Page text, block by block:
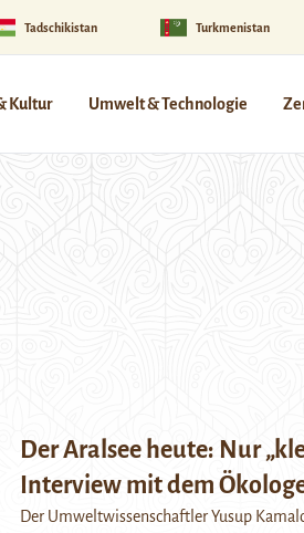
Tadschikistan Turkmenistan
Kultur Umwelt & Technologie
Der Aralsee heute: Nur
Interview mit dem
Der Umweltwissenschaftler Yusup